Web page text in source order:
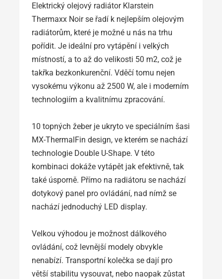
Elektrický olejový radiátor Klarstein
Thermaxx Noir se řadí k nejlepším olejovým
radiátorům, které je možné u nás na trhu
pořídit. Je ideální pro vytápění i velkých
místností, a to až do velikosti 50 m2, což je
takřka bezkonkurenční. Vděčí tomu nejen
vysokému výkonu až 2500 W, ale i moderním
technologiím a kvalitnímu zpracování.
10 topných žeber je ukryto ve speciálním šasi
MX-ThermalFin design, ve kterém se nachází
technologie Double U-Shape. V této
kombinaci dokáže vytápět jak efektivně, tak
také úsporně. Přímo na radiátoru se nachází
dotykový panel pro ovládání, nad nímž se
nachází jednoduchý LED display.
Velkou výhodou je možnost dálkového
ovládání, což levnější modely obvykle
nenabízí. Transportní kolečka se dají pro
větší stabilitu vysouvat, nebo naopak zůstat